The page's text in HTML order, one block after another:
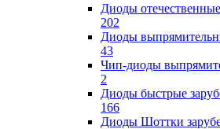
Диоды отечественные
202
Диоды
43
Чип-диоды
2
Диоды быстрые
166
Диоды Шоттки